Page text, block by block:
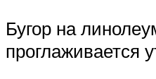
Бугор на
проглаживается